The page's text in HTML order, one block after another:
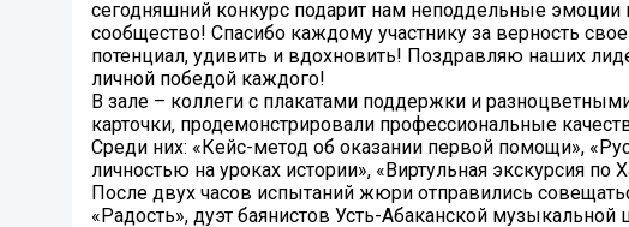
сегодняшний конкурс подарит нам неподдельные эмоции
сообщество! Спасибо каждому участнику за верность
потенциал, удивить и вдохновить! Поздравляю наших
личной победой каждого!
В зале – коллеги с плакатами поддержки и
карточки, продемонстрировали профессиональные
Среди них: «Кейс-метод об оказании первой помощи»,
личностью на уроках истории», «Виртульная экскурсия по
После двух часов испытаний жюри отправились
«Радость», дуэт баянистов Усть-Абаканской